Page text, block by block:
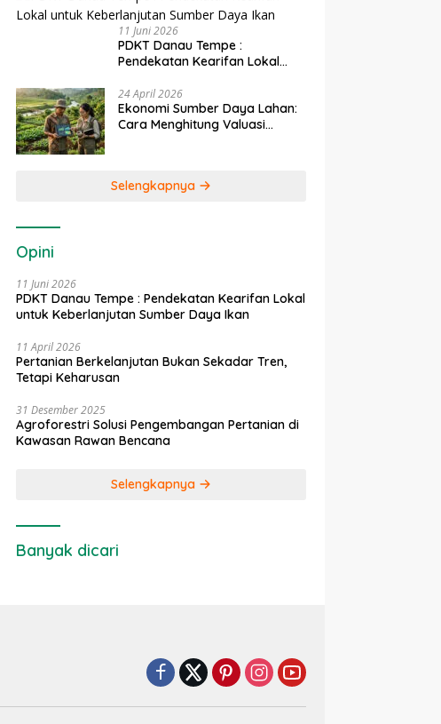
11 Juni 2026
PDKT Danau Tempe :
Pendekatan Kearifan Lokal
Daya Ikan
24 April 2026
Ekonomi Sumber Daya Lahan:
Cara Menghitung Valuasi
Selengkapnya
Opini
11 Juni 2026
PDKT Danau Tempe : Pendekatan Kearifan Lokal
untuk Keberlanjutan Sumber Daya Ikan
11 April 2026
Pertanian Berkelanjutan Bukan Sekadar Tren,
Tetapi Keharusan
31 Desember 2025
Agroforestri Solusi Pengembangan Pertanian di
Kawasan Rawan Bencana
Selengkapnya
Banyak dicari